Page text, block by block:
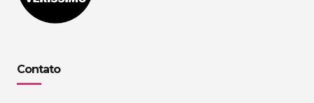
Contato